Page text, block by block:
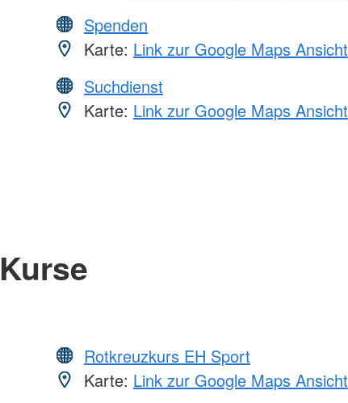
Spenden
Karte: Link zur Google Maps Ansicht
Suchdienst
Karte: Link zur Google Maps Ansicht
Kurse
Rotkreuzkurs EH Sport
Karte: Link zur Google Maps Ansicht